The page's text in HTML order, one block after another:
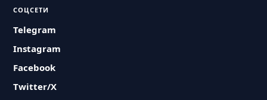
СОЦСЕТИ
Telegram
Instagram
Facebook
Twitter/X